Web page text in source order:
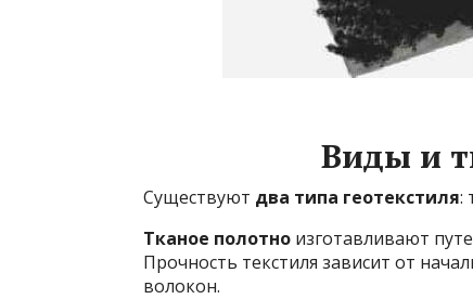
Виды и
Существуют два типа геотекстиля:
Тканое полотно изготавливают
Прочность текстиля зависит от
волокон.